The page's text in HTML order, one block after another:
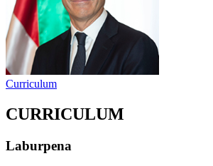
Curriculum
CURRICULUM
Laburpena